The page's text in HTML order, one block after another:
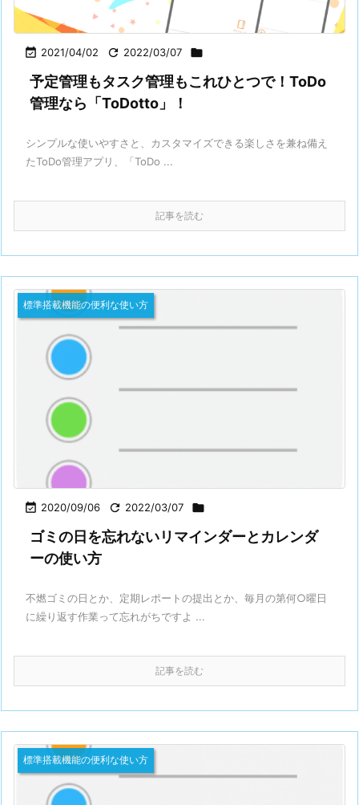
 2021/04/02  2022/03/07 
予定管理もタスク管理もこれひとつで！ToDo
管理なら「ToDotto」！
シンプルな使いやすさと、カスタマイズできる楽しさを兼ね備え
たToDo管理アプリ、「ToDo ...
記事を読む
 2020/09/06  2022/03/07 
標準搭載機能の便利な使い方
ゴミの日を忘れないリマインダーとカレンダ
ーの使い方
不燃ゴミの日とか、定期レポートの提出とか、毎月の第何○曜日
に繰り返す作業って忘れがちですよ ...
記事を読む
標準搭載機能の便利な使い方